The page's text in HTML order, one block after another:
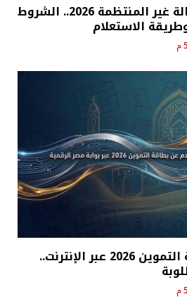
3000 جنيه منحة العمالة غير المنتظمة 2026.. الشروط
الاستعلام
خطوات تحديث بطاقة التموين 2026 عبر الإنترنت..